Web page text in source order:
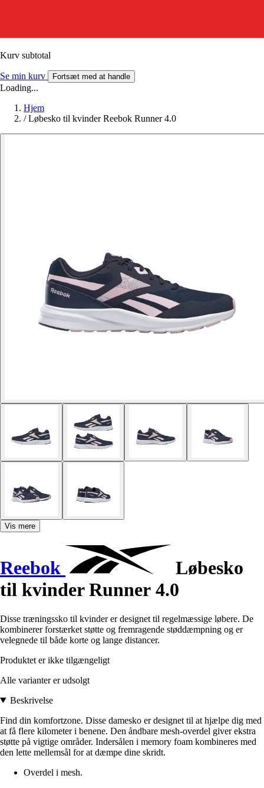
Kurv subtotal
Se min kurv Fortsæt med at handle
Loading...
Hjem
/ Løbesko til kvinder Reebok Runner 4.0
Vis mere
Reebok
Løbesko
til kvinder Runner 4.0
Disse træningssko til kvinder er designet til regelmæssige løbere. De
kombinerer forstærket støtte og fremragende støddæmpning og er
velegnede til både korte og lange distancer.
Produktet er ikke tilgængeligt
Alle varianter er udsolgt
Beskrivelse
Find din komfortzone. Disse damesko er designet til at hjælpe dig med
at få flere kilometer i benene. Den åndbare mesh-overdel giver ekstra
støtte på vigtige områder. Indersålen i memory foam kombineres med
den lette mellemsål for at dæmpe dine skridt.
Overdel i mesh.